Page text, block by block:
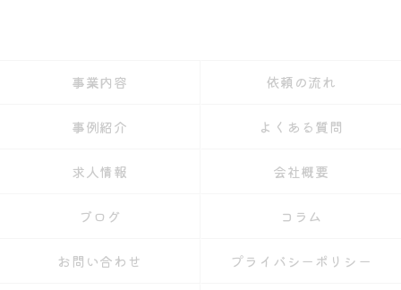
事業内容 依頼の流れ
事例紹介 よくある質問
求人情報 会社概要
ブログ コラム
お問い合わせ プライバシーポリシー